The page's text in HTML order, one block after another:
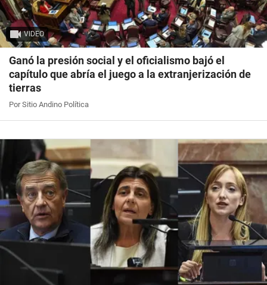
VIDEO
Ganó la presión social y el oficialismo bajó el
capítulo que abría el juego a la extranjerización de
tierras
Por Sitio Andino Política